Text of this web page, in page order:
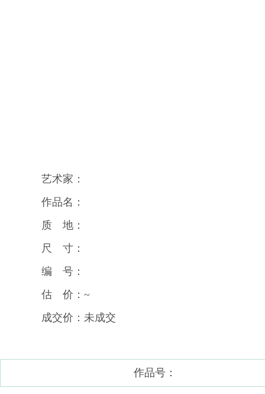
艺术家：
作品名：
质 地：
尺 寸：
编 号：
估 价：~
成交价：未成交
作品号：